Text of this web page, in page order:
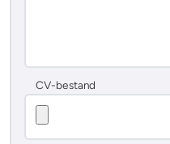
CV-bestand